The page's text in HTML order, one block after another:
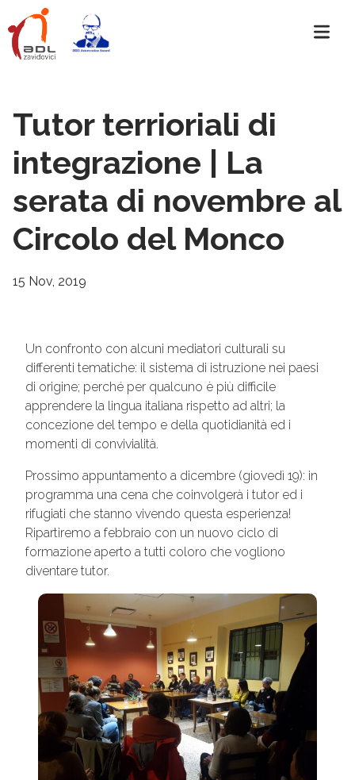
Tutor terrioriali di
integrazione | La
serata di novembre al
Circolo del Monco
15 Nov, 2019
Un confronto con alcuni mediatori culturali su
differenti tematiche: il sistema di istruzione nei paesi
di origine; perché per qualcuno è più difficile
apprendere la lingua italiana rispetto ad altri; la
concezione del tempo e della quotidianità ed i
momenti di convivialità.
Prossimo appuntamento a dicembre (giovedì 19): in
programma una cena che coinvolgerà i tutor ed i
rifugiati che stanno vivendo questa esperienza!
Ripartiremo a febbraio con un nuovo ciclo di
formazione aperto a tutti coloro che vogliono
diventare tutor.